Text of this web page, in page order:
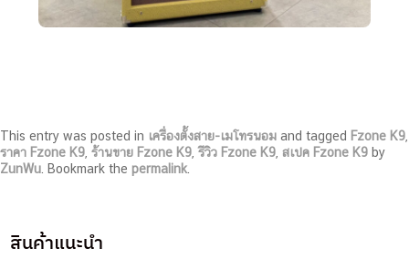
This entry was posted in เครื่องตั้งสาย-เมโทรนอม and tagged Fzone K9
ราคา Fzone K9 ร้านขาย Fzone K9 ,รีวิว Fzone K9 สเปค Fzone K9 by
ZunWu . Bookmark the permalink
สินค้าแนะนำ